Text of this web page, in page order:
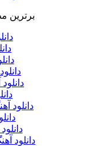
برترین
دانلود
دانلود